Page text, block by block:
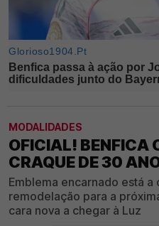
MODALIDADES
OFICIAL! BENFICA
CRAQUE DE 30
Emblema encarnado está
remodelação para a
cara nova a chegar à Luz